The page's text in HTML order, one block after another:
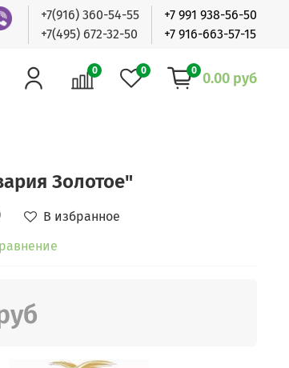
+7(916) 360-54-55
+7(495) 672-32-50
+7 991 938-56-50
+7 916-663-57-15
0 0 0 0.00 руб
Золотое"
В избранное